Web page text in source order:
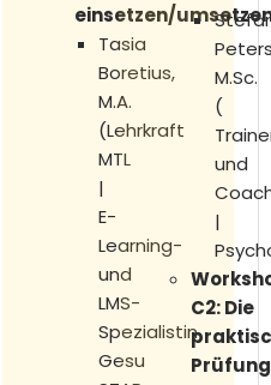
einsetzen/
Tasia
Boretius,
M.A.
(Lehrkraft
MTL
|
E-
Learning-
und
LMS-
Spezialistin
Gesu
M.Sc.
(
und
|
C2: Die